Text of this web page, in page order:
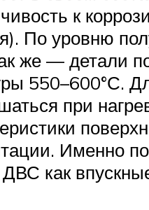
к
По уровню
же — детали
550–600°С.
при
Именно
как